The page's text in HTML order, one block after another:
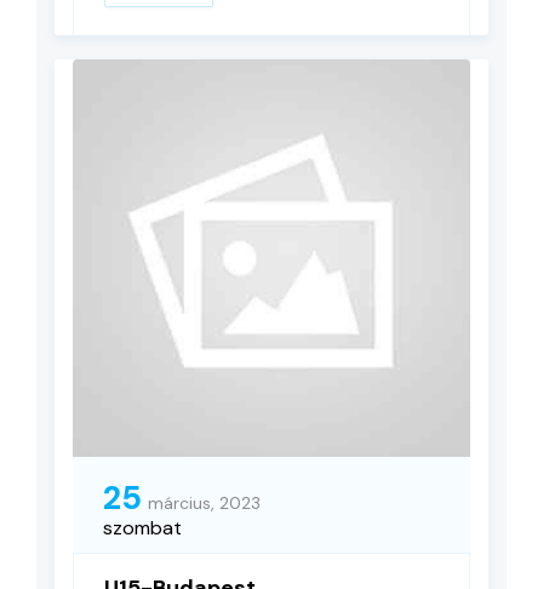
25 március, 2023
szombat